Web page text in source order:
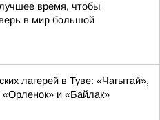
время, чтобы
в мир большой
лагерей в Туве: «Чагытай»,
и «Байлак»